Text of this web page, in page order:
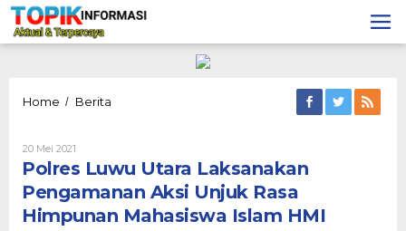
Lewati
konten
Home / Berita
Pengamanan
Unjuk
Rasa
20 Mei 2021
Informasi
Topik
Polres Luwu Utara Laksanakan
Pengamanan Aksi Unjuk Rasa
Himpunan Mahasiswa Islam HMI